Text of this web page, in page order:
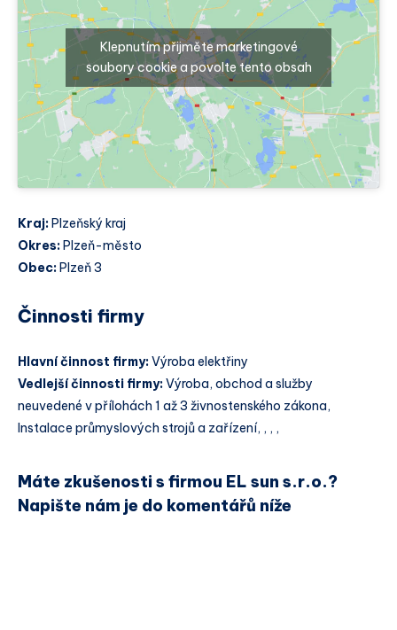
Klepnutím přijměte marketingové
soubory cookie a povolte tento obsah
Kraj: Plzeňský kraj
Okres: Plzeň-město
Obec: Plzeň 3
Činnosti firmy
Hlavní činnost firmy:Výroba elektřiny
Vedlejší činnosti firmy:Výroba, obchod a služby
neuvedené v přílohách 1 až 3 živnostenského zákona,
Instalace průmyslových strojů a zařízení, , , ,
Máte zkušenosti s firmou EL sun s.r.o.?
Napište nám je do komentářů níže